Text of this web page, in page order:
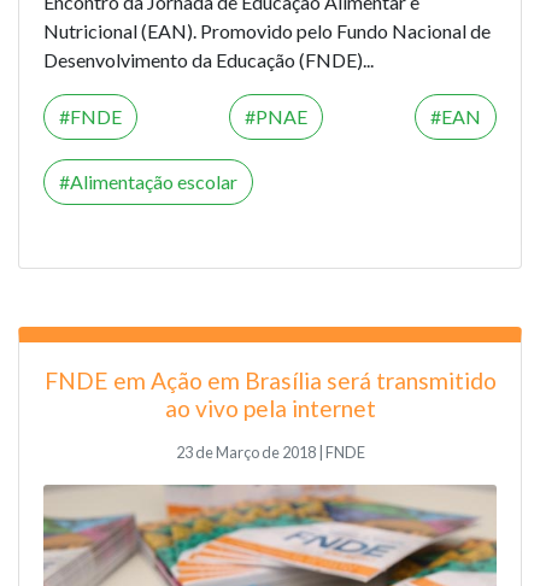
Nutricional (EAN). Promovido pelo Fundo Nacional de
Desenvolvimento da Educação (FNDE)...
FNDE PNAE EAN
Alimentação escolar
FNDE em Ação em Brasília será transmitido
ao vivo pela internet
23 de Março de 2018 | FNDE